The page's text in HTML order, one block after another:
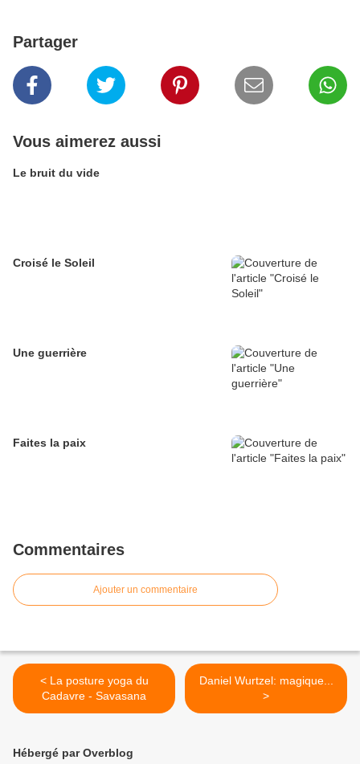
Partager
Vous aimerez aussi
Le bruit du vide
Croisé le Soleil
Une guerrière
Faites la paix
Commentaires
Ajouter un commentaire
< La posture yoga du
Cadavre - Savasana
Daniel Wurtzel: magique...
>
Hébergé par Overblog